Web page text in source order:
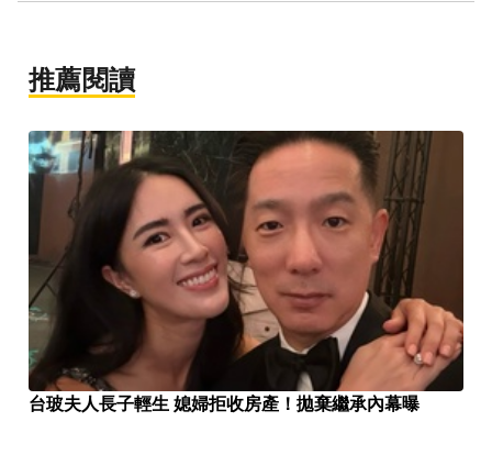
推薦閱讀
台玻夫人長子輕生 媳婦拒收房產！拋棄繼承內幕曝